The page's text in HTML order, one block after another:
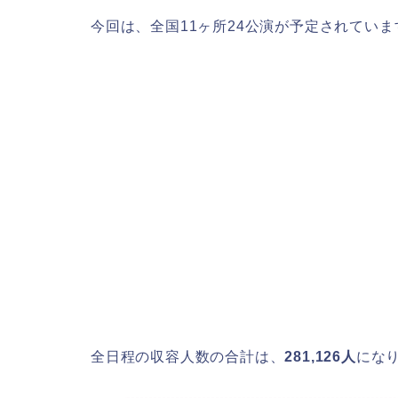
今回は、全国11ヶ所24公演が予定されていま
全日程の収容人数の合計は、281,126人 にな